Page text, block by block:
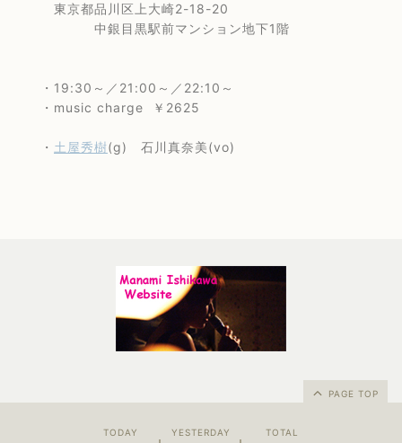
東京都品川区上大崎2-18-20
中銀目黒駅前マンション地下1階
・19:30～／21:00～／22:10～
・music charge ￥2625
・ 土屋秀樹(g) 石川真奈美(vo)
PAGE TOP
TODAY YESTERDAY TOTAL